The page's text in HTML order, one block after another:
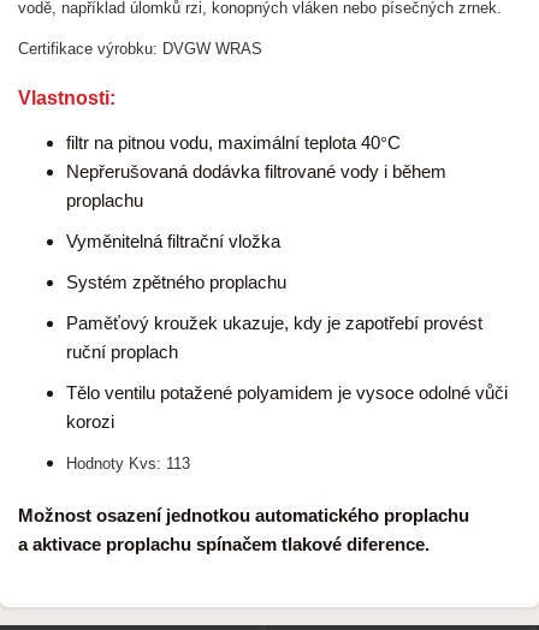
vodě, například úlomků rzi, konopných vláken nebo písečných zrnek.
Certifikace výrobku: DVGW WRAS
Vlastnosti:
filtr na pitnou vodu, maximální teplota 40°C
Nepřerušovaná dodávka filtrované vody i během
proplachu
Vyměnitelná filtrační vložka
Systém zpětného proplachu
Paměťový kroužek ukazuje, kdy je zapotřebí provést
ruční proplach
Tělo ventilu potažené polyamidem je vysoce odolné vůči
korozi
Hodnoty Kvs: 113
Možnost osazení jednotkou automatického proplachu
a aktivace proplachu spínačem tlakové diference.